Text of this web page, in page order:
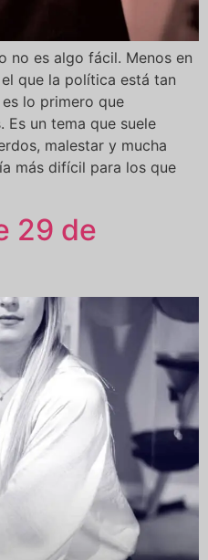
no es algo fácil. Menos en
que la política está tan
lo primero que
un tema que suele
malestar y mucha
más difícil para los que
29 de